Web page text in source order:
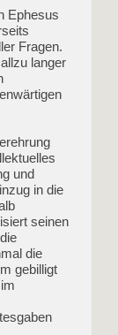
Ephesus
Fragen.
langer
und
in die
seinen
die
gebilligt